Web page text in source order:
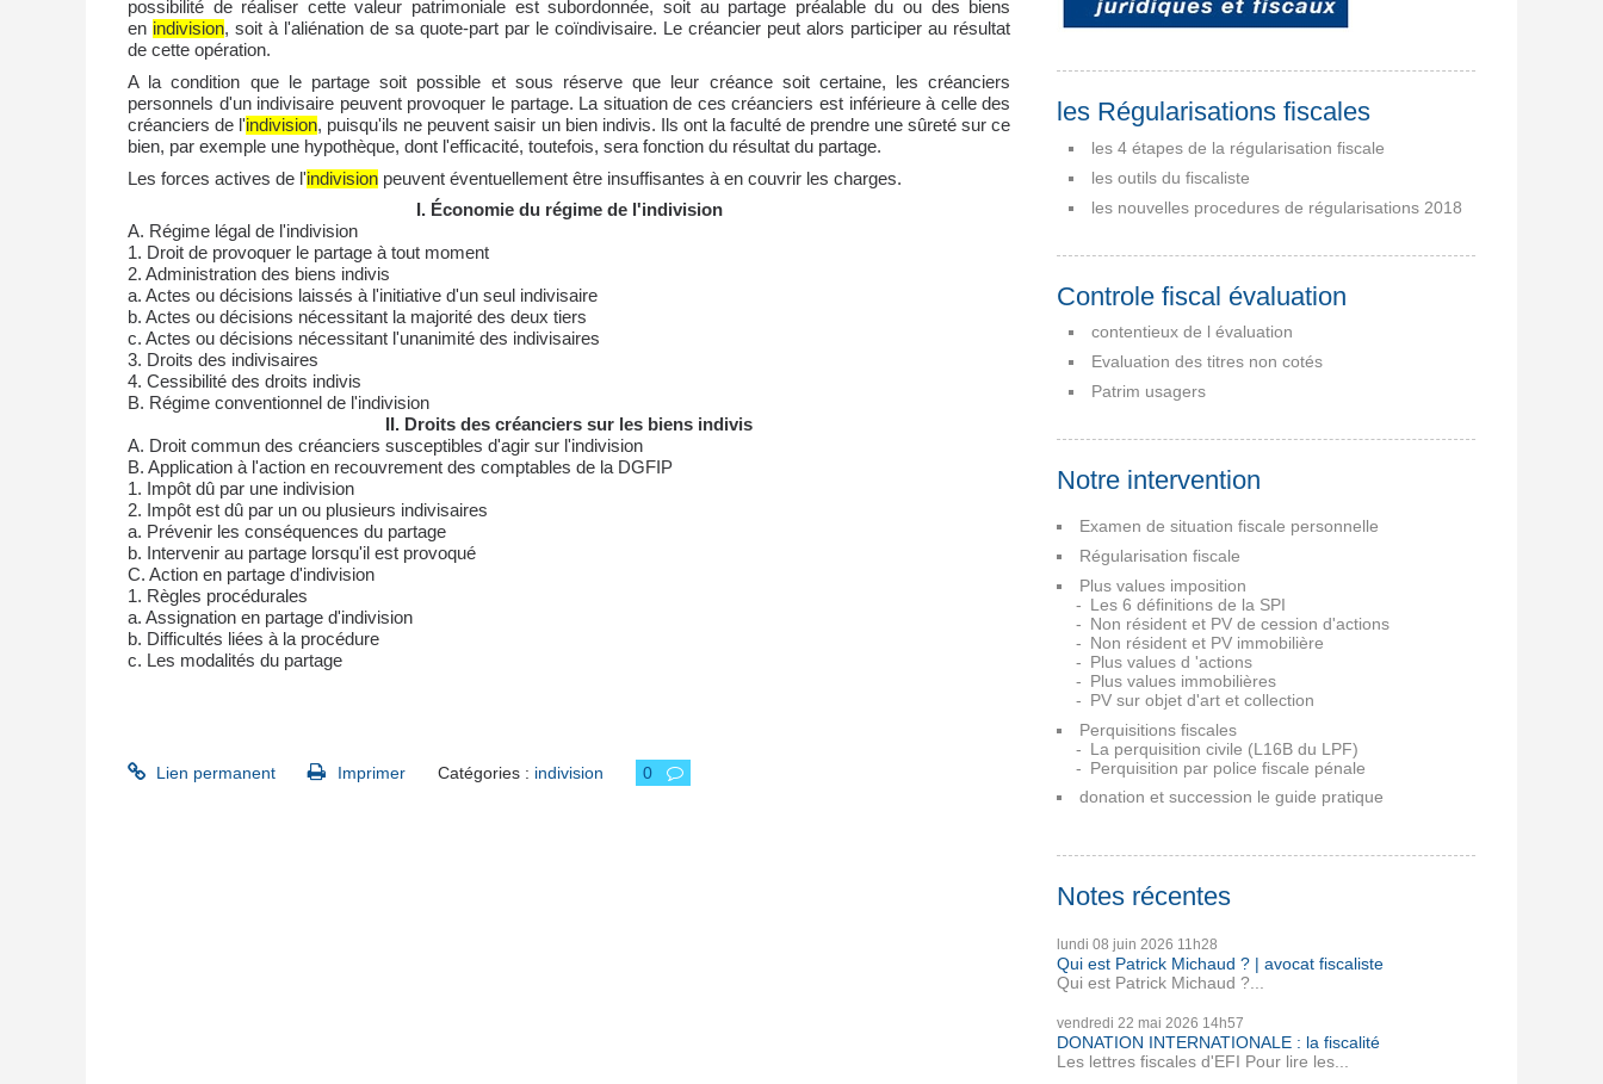
possibilité de réaliser cette valeur patrimoniale est subordonnée, soit au partage préalable du ou des biens
en indivision, soit à l'aliénation de sa quote-part par le coïndivisaire. Le créancier peut alors participer au résultat
de cette opération.
A la condition que le partage soit possible et sous réserve que leur créance soit certaine, les créanciers
personnels d'un indivisaire peuvent provoquer le partage. La situation de ces créanciers est inférieure à celle des
créanciers de l'indivision, puisqu'ils ne peuvent saisir un bien indivis. Ils ont la faculté de prendre une sûreté sur ce
bien, par exemple une hypothèque, dont l'efficacité, toutefois, sera fonction du résultat du partage.
Les forces actives de l'indivision peuvent éventuellement être insuffisantes à en couvrir les charges.
I. Économie du régime de l'indivision
A. Régime légal de l'indivision
1. Droit de provoquer le partage à tout moment
2. Administration des biens indivis
a. Actes ou décisions laissés à l'initiative d'un seul indivisaire
b. Actes ou décisions nécessitant la majorité des deux tiers
c. Actes ou décisions nécessitant l'unanimité des indivisaires
3. Droits des indivisaires
4. Cessibilité des droits indivis
B. Régime conventionnel de l'indivision
II. Droits des créanciers sur les biens indivis
A. Droit commun des créanciers susceptibles d'agir sur l'indivision
B. Application à l'action en recouvrement des comptables de la DGFIP
1. Impôt dû par une indivision
2. Impôt est dû par un ou plusieurs indivisaires
a. Prévenir les conséquences du partage
b. Intervenir au partage lorsqu'il est provoqué
C. Action en partage d'indivision
1. Règles procédurales
a. Assignation en partage d'indivision
b. Difficultés liées à la procédure
c. Les modalités du partage
Lien permanent Imprimer Catégories : indivision 0
les Régularisations fiscales
les 4 étapes de la régularisation fiscale
les outils du fiscaliste
les nouvelles procedures de régularisations 2018
Controle fiscal évaluation
contentieux de l évaluation
Evaluation des titres non cotés
Patrim usagers
Notre intervention
Examen de situation fiscale personnelle
Régularisation fiscale
Plus values imposition
Les 6 définitions de la SPI
Non résident et PV de cession d'actions
Non résident et PV immobilière
Plus values d 'actions
Plus values immobilières
PV sur objet d'art et collection
Perquisitions fiscales
La perquisition civile (L16B du LPF)
Perquisition par police fiscale pénale
donation et succession le guide pratique
Notes récentes
lundi 08 juin 2026 11h28
Qui est Patrick Michaud ? | avocat fiscaliste
Qui est Patrick Michaud ?...
vendredi 22 mai 2026 14h57
DONATION INTERNATIONALE : la fiscalité
Les lettres fiscales d'EFI Pour lire les...